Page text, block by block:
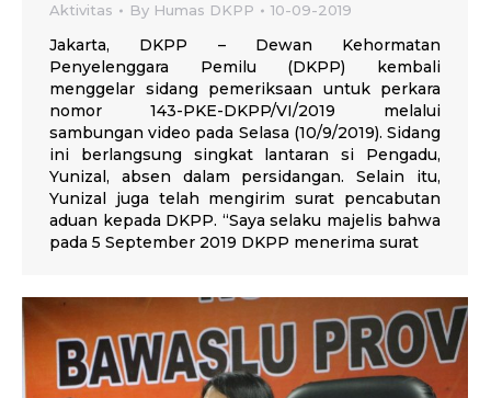
Aktivitas By Humas DKPP 10-09-2019
Jakarta, DKPP – Dewan Kehormatan
Penyelenggara Pemilu (DKPP) kembali
menggelar sidang pemeriksaan untuk perkara
nomor 143-PKE-DKPP/VI/2019 melalui
sambungan video pada Selasa (10/9/2019). Sidang
ini berlangsung singkat lantaran si Pengadu,
Yunizal, absen dalam persidangan. Selain itu,
Yunizal juga telah mengirim surat pencabutan
aduan kepada DKPP. “Saya selaku majelis bahwa
pada 5 September 2019 DKPP menerima surat